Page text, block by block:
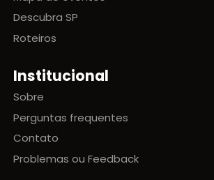
Descubra SP
Roteiros
Institucional
Sobre
Perguntas frequentes
Contato
Problemas ou Feedback